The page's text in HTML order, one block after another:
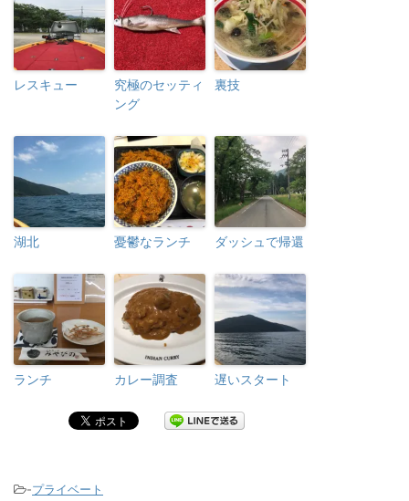
レスキュー
究極のセッティ
ング
裏技
湖北 憂鬱なランチ ダッシュで帰還
ランチ カレー調査 遅いスタート
-プライベート